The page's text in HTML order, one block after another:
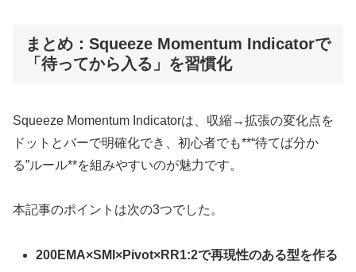
まとめ：Squeeze Momentum Indicatorで
「待ってから入る」を習慣化
Squeeze Momentum Indicatorは、収縮→拡張の変化点を
ドットとバーで明確化でき、初心者でも**“待てば分か
る”ルール**を組みやすいのが魅力です。
本記事のポイントは次の3つでした。
200EMA×SMI×Pivot×RR1:2で再現性のある型を作る